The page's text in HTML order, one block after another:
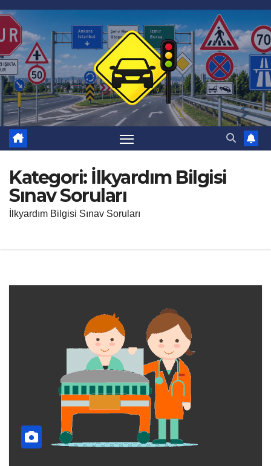
Skip
to
content
Kategori: İlkyardım Bilgisi
Sınav Soruları
İlkyardım Bilgisi Sınav Soruları